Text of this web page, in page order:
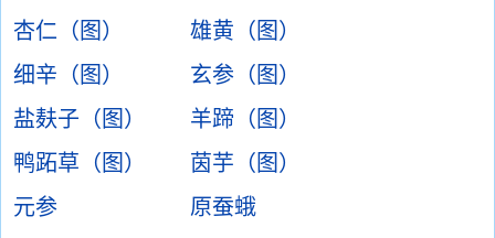
杏仁（图）
雄黄（图）
细辛（图）
玄参（图）
盐麸子（图）
羊蹄（图）
鸭跖草（图）
茵芋（图）
元参
原蚕蛾